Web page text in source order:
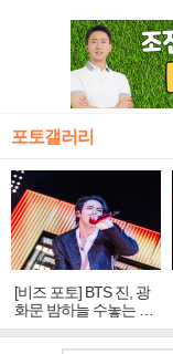
포토갤러리
[비즈 포토] BTS 진, 광
화문 밤하늘 수놓는 '비
주얼 킹'의 열창